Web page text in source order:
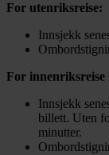
For utenriksreise:
Innsjekk
For innenriksreise
Innsjekk
billett. Uten
minutter.